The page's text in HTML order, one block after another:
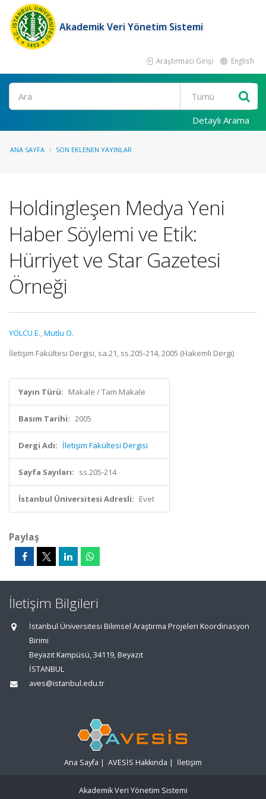
Akademik Veri Yönetim Sistemi
Araştırmacı Girişi English
Ara
Detaylı Arama
ANA SAYFA SON EKLENEN YAYINLAR
Holdingleşen Medya Yeni
Haber Söylemi ve Etik:
Hürriyet ve Star Gazetesi
Örneği
YOLCU E.,Mutlu O.
İletişim Fakültesi Dergisi, sa.21, ss.205-214, 2005 (Hakemli Dergi)
Yayın Türü: Makale / Tam Makale
Basım Tarihi: 2005
Dergi Adı: İletişim Fakültesi Dergisi
Sayfa Sayıları: ss.205-214
İstanbul Üniversitesi Adresli: Evet
Paylaş
İletişim Bilgileri
İstanbul Üniversitesi Bilimsel Araştırma Projeleri Koordinasyon
Birimi
Beyazıt Kampüsü, 34119, Beyazıt
İSTANBUL
aves@istanbul.edu.tr
Ana Sayfa | AVESİS Hakkında | İletişim
Akademik Veri Yönetim Sistemi